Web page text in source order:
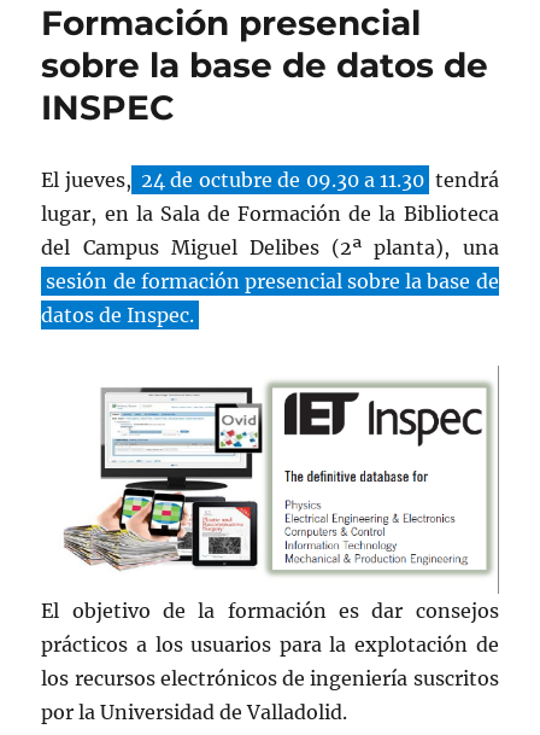
Formación presencial
sobre la base de datos de
INSPEC
El jueves, 24 de octubre de 09.30 a 11.30 tendrá
lugar, en la Sala de Formación de la Biblioteca
del Campus Miguel Delibes (2ª planta), una
sesión de formación presencial sobre la base de
datos de Inspec.
El objetivo de la formación es dar consejos
prácticos a los usuarios para la explotación de
los recursos electrónicos de ingeniería suscritos
por la Universidad de Valladolid.